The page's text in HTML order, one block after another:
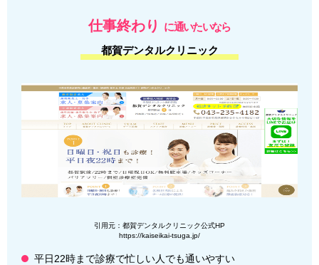
仕事終わり
に通いたいなら
都賀デンタルクリニック
引用元：都賀デンタルクリニック公式HP
https://kaiseikai-tsuga.jp/
平日22時まで診療で忙しい人でも通いやすい